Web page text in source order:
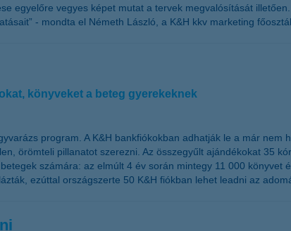
egyelőre vegyes képet mutat a tervek megvalósítását
- mondta el Németh László, a K&H kkv marketing
könyveket a beteg gyerekeknek
program. A K&H bankfiókokban adhatják le a már
örömteli pillanatot szerezni. Az összegyűlt ajándékokat 35
számára: az elmúlt 4 év során mintegy 11 000 könyvet
ezúttal országszerte 50 K&H fiókban lehet leadni az